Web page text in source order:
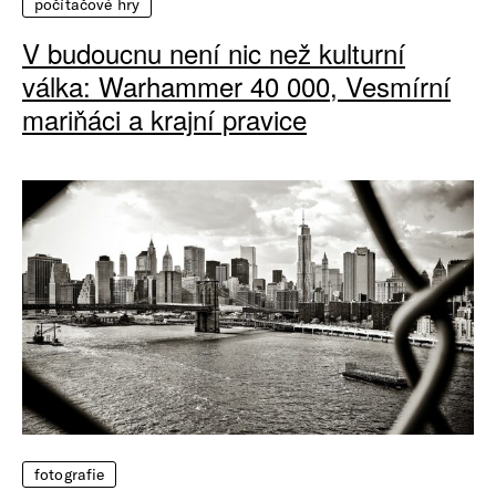
počítačové hry
V budoucnu není nic než kulturní
válka: Warhammer 40 000, Vesmírní
mariňáci a krajní pravice
fotografie